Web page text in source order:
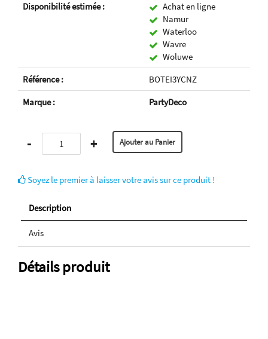
Disponibilité estimée :
Achat en ligne
Namur
Waterloo
Wavre
Woluwe
Référence :
BOTEI3YCNZ
Marque :
PartyDeco
- +
Soyez le premier à laisser votre avis sur ce produit !
Description
Avis
Détails produit